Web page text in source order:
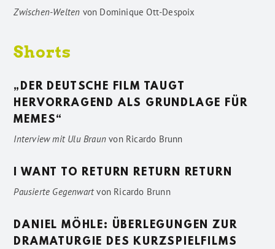
Zwischen-Welten von Dominique Ott-Despoix
Shorts
„DER DEUTSCHE FILM TAUGT
HERVORRAGEND ALS GRUNDLAGE FÜR
MEMES“
Interview mit Ulu Braun von Ricardo Brunn
I WANT TO RETURN RETURN RETURN
Pausierte Gegenwartvon Ricardo Brunn
DANIEL MÖHLE: ÜBERLEGUNGEN ZUR
DRAMATURGIE DES KURZSPIELFILMS